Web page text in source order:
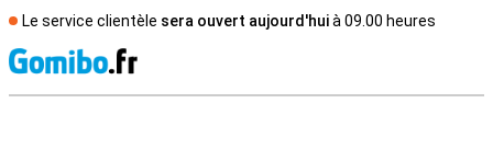
Le service clientèle sera ouvert aujourd'huià 09.00 heures